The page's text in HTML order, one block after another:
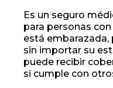
Es un seguro
para personas
está embarazada,
sin importar su
puede recibir
si cumple con